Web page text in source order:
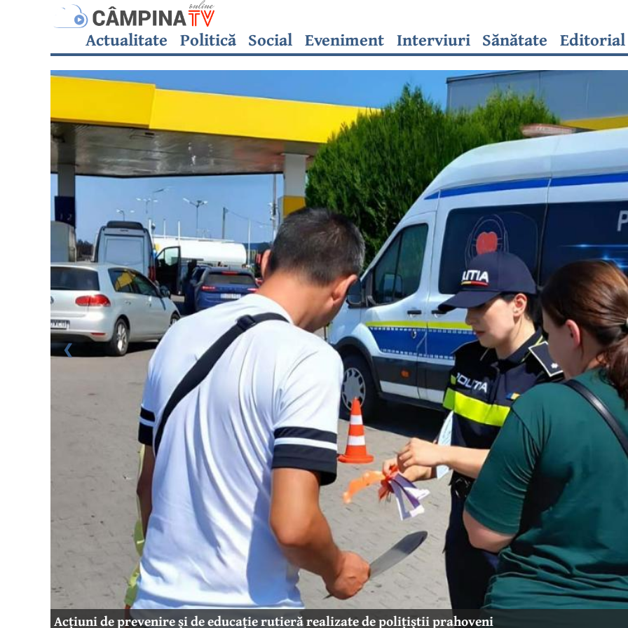
Actualitate Politică Social Eveniment Interviuri Sănătate Editorial
Acțiuni de prevenire și de educație rutieră realizate de polițiștii prahoveni
❮